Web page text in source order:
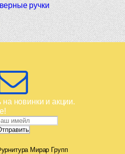
ручки
новинки и акции.
Мирар Групп